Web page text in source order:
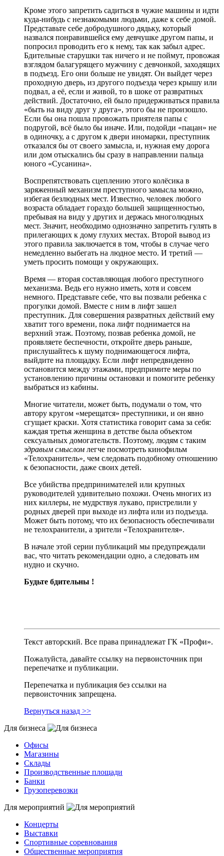
Кроме этого запретить садиться в чужие машины и идти
куда-нибудь с незнакомыми людьми, даже к себе домой.
Представьте себе добродушного дядьку, который
назвался понравившейся ему девчушке другом папы, и
попросил проводить его к нему, так как забыл адрес.
Бдительные старушки так ничего и не поймут, провожая
взглядом балагурящего мужчину с девчонкой, заходящих
в подъезд. Его они больше не увидят. Он выйдет через
проходную дверь, из другого подъезда через крышу или
подвал, а её, если и живой, то в шоке от развратных
действий. Достаточно, ей было придерживаться правила
«быть на виду друг у друга», этого бы не произошло.
Если бы она пошла провожать приятеля папы с
подругой, всё было бы иначе. Или, подойди «пацан» не
в одиночку, а с другом к двери иномарки, преступник
отказался бы от своего замысла, и, нужная ему дорога
или дом отыскались бы сразу в направлении пальца
юного «Сусанина».
Воспрепятствовать сцеплению этого колёсика в
заряженный механизм преступного замысла можно,
избегая безлюдных мест. Известно, человек любого
возраста обладает гораздо большей защищенностью,
пребывая на виду у других и держась многолюдных
мест. Значит, необходимо однозначно запретить гулять в
прилегающих к дому глухих местах. Второй вывод из
этого правила заключается в том, чтобы в случае чего
немедленно выбегать на людное место. И третий —
уметь просить помощи у окружающих.
Время — вторая составляющая любого преступного
механизма. Ведь его нужно иметь, хотя и совсем
немного. Представьте себе, что вы позвали ребенка с
прогулки домой. Вместе с ним в лифт зашел
преступник. Для совершения развратных действий ему
хватит того времени, пока лифт поднимается на
верхний этаж. Поэтому, позвав ребенка домой, не
проявляете беспечности, откройте дверь раньше,
прислушайтесь к шуму поднимающегося лифта,
выйдите на площадку. Если лифт непредвиденно
остановится между этажами, предпримите меры по
установлению причины остановки и помогите ребенку
выбраться из кабины.
Многие читатели, может быть, подумали о том, что
автору кругом «мерещатся» преступники, и он явно
сгущает краски. Хотя статистика говорит сама за себя:
каждая третья женщина в детстве была объектом
сексуальных домогательств. Поэтому, людям с таким
здравым смыслом легче посмотреть кинофильм
«Телохранитель», чем следовать подобному отношению
к безопасности, даже своих детей.
Все убийства предпринимателей или крупных
руководителей удивительно похожи. Очень многих из
них киллеры, не мудрствуя лукаво, пристрелили у
родных дверей при выходе из лифта или из подъезда.
Может быть потому, что их безопасность обеспечивали
не телохранители, а зрители «Телохранителя».
В начале этой серии публикаций мы предупреждали
вас, что читать рекомендации одно, а следовать им
нудно и скучно.
Будьте бдительны !
Текст авторский. Все права принадлежат ГК «Профи».
Пожалуйста, давайте ссылку на первоисточник при
перепечатке и публикации.
Перепечатка и публикация без ссылки на
первоисточник запрещена.
Вернуться назад >>
Для бизнеса
Офисы
Магазины
Склады
Производственные площади
Банки
Грузоперевозки
Для мероприятий
Концерты
Выставки
Спортивные соревнования
Общественные мероприятия